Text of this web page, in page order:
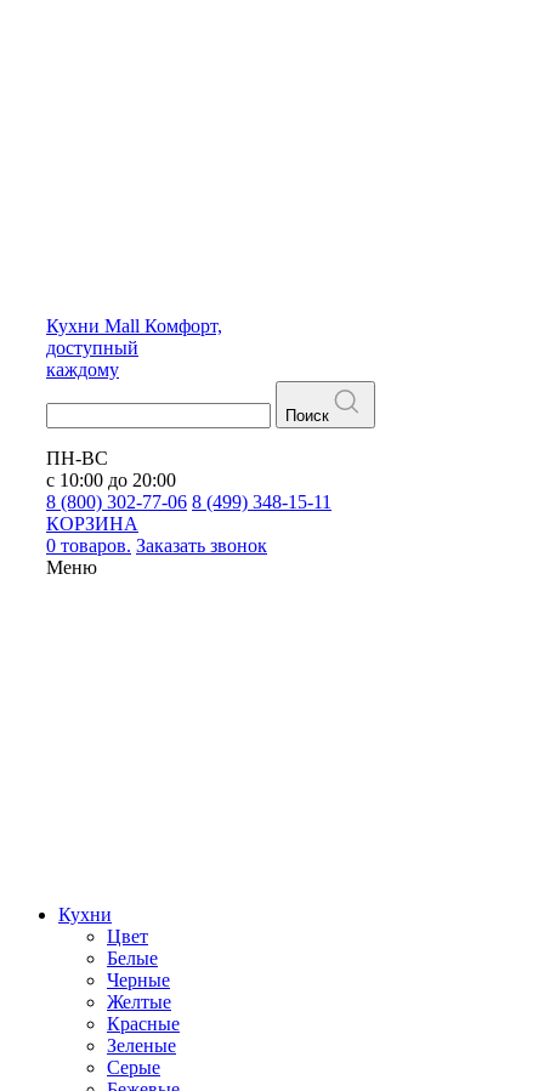
Кухни Mall Комфорт,
доступный
каждому
Поиск
ПН-ВС
с 10:00 до 20:00
8 (800) 302-77-06 8 (499) 348-15-11
КОРЗИНА
0 товаров. Заказать звонок
Меню
Кухни
Цвет
Белые
Черные
Желтые
Красные
Зеленые
Серые